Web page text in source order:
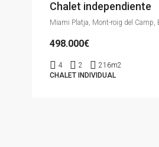
Chalet independiente
498.000€
4 2
216m2
CHALET INDIVIDUAL